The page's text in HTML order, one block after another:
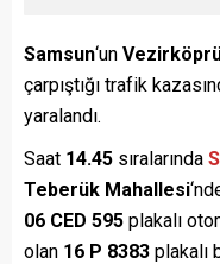
Samsun‘un
çarpıştığı trafik
yaralandı.
Saat 14.45 sıralarında
Teberük Mahallesi
06 CED 595 plakalı
olan 16 P 8383 plakalı